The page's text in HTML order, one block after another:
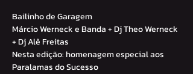
Bailinho de Garagem
Márcio Werneck e Banda + Dj Theo Werneck
+ Dj Alê Freitas
Nesta edição: homenagem especial aos
Paralamas do Sucesso